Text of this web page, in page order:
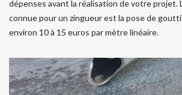
dépenses avant la réalisation de votre projet.
connue pour un zingueur est la pose de
environ 10 à 15 euros par mètre linéaire.